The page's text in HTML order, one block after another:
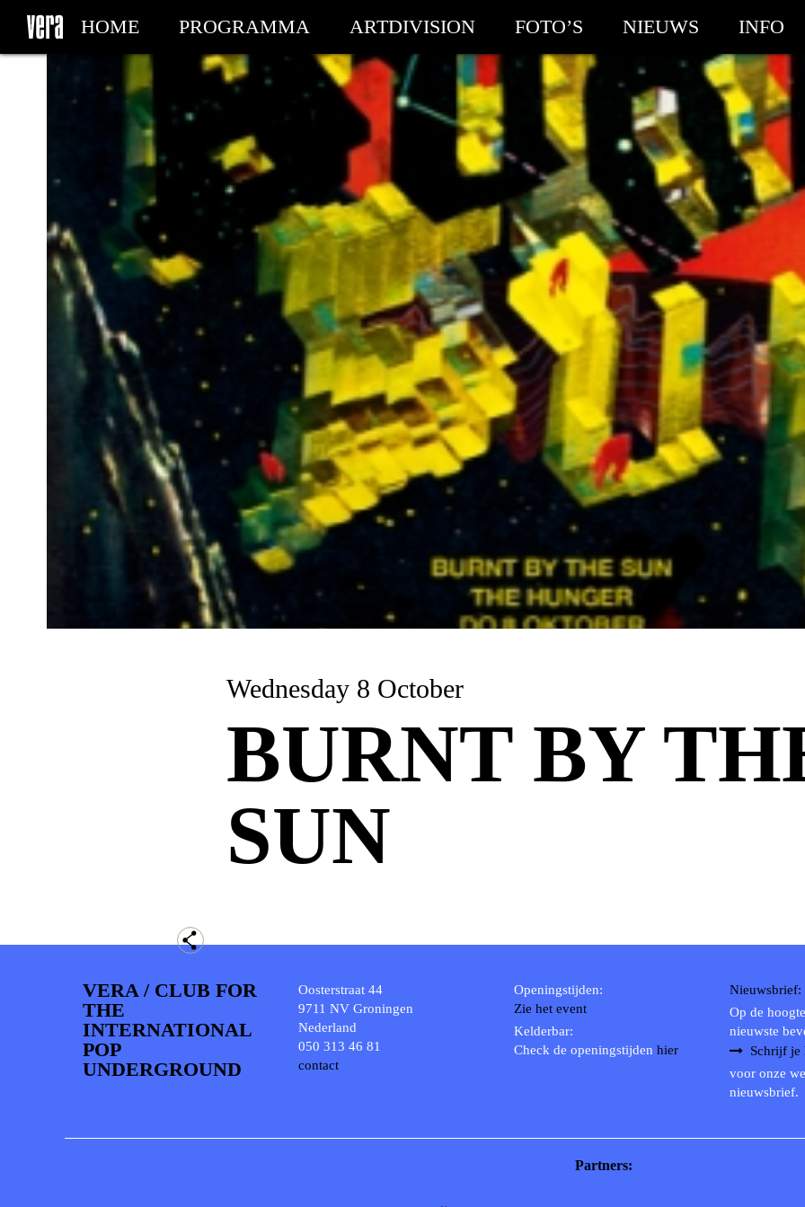
HOME PROGRAMMA ARTDIVISION FOTO’S NIEUWS INFO
MIJN TICKETS
Wednesday 8 October
BURNT BY
SUN
VERA / CLUB FOR
THE
INTERNATIONAL
POP
UNDERGROUND
Oosterstraat 44
9711 NV Groningen
Nederland
050 313 46 81
contact
Openingstijden:
Zie het event
Kelderbar:
Check de openingstijden hier
Nieuwsbrief:
Op de
nieuwste
Schrijf je
voor onze
nieuwsbrief.
Partners: